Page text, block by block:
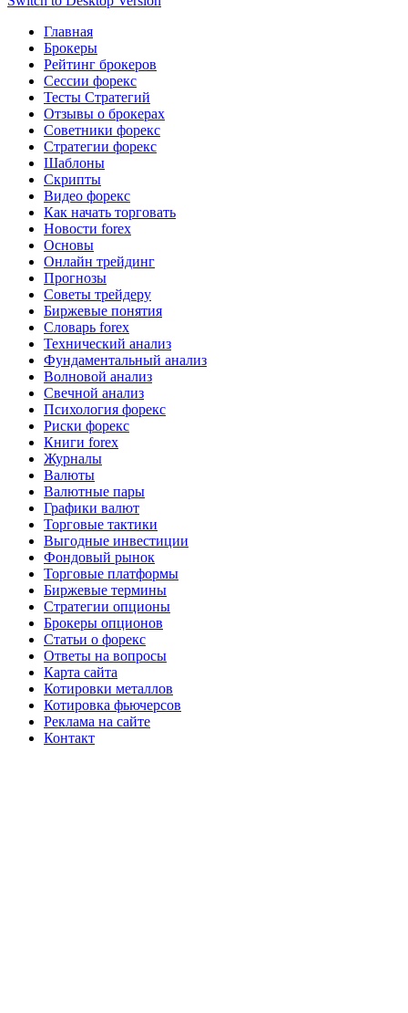
Главная
Брокеры
Рейтинг брокеров
Сессии форекс
Тесты Стратегий
Отзывы о брокерах
Советники форекс
Стратегии форекс
Шаблоны
Скрипты
Видео форекс
Как начать торговать
Новости forex
Основы
Онлайн трейдинг
Прогнозы
Советы трейдеру
Биржевые понятия
Словарь forex
Технический анализ
Фундаментальный анализ
Волновой анализ
Свечной анализ
Психология форекс
Риски форекс
Книги forex
Журналы
Валюты
Валютные пары
Графики валют
Торговые тактики
Выгодные инвестиции
Фондовый рынок
Торговые платформы
Биржевые термины
Стратегии опционы
Брокеры опционов
Статьи о форекс
Ответы на вопросы
Карта сайта
Котировки металлов
Котировка фьючерсов
Реклама на сайте
Контакт